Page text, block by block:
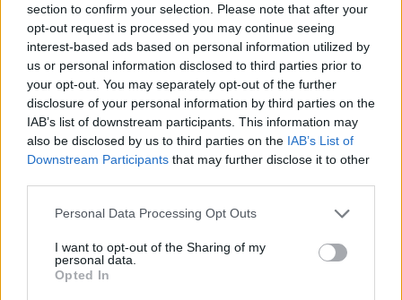
section to confirm your selection. Please note that after your
opt-out request is processed you may continue seeing
interest-based ads based on personal information utilized by
us or personal information disclosed to third parties prior to
your opt-out. You may separately opt-out of the further
disclosure of your personal information by third parties on the
IAB’s list of downstream participants. This information may
also be disclosed by us to third parties on the IAB’s List of
Downstream Participants that may further disclose it to other
Personal Data Processing Opt Outs
I want to opt-out of the Sharing of my
personal data.
Opted In
Publicidad